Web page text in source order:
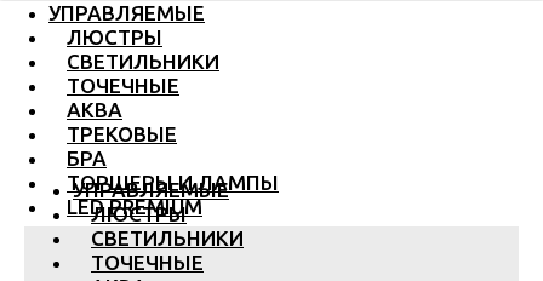
УПРАВЛЯЕМЫЕ
ЛЮСТРЫ
СВЕТИЛЬНИКИ
ТОЧЕЧНЫЕ
АКВА
ТРЕКОВЫЕ
БРА
ТОРШЕРЫ И ЛАМПЫ
LED PREMIUM
УПРАВЛЯЕМЫЕ
ЛЮСТРЫ
СВЕТИЛЬНИКИ
ТОЧЕЧНЫЕ